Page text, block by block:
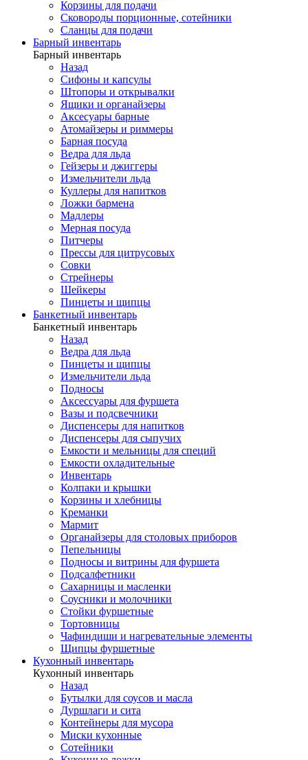
Корзины для подачи
Сковороды порционные, сотейники
Сланцы для подачи
Барный инвентарь
Барный инвентарь
Назад
Сифоны и капсулы
Штопоры и открывалки
Ящики и органайзеры
Аксесуары барные
Атомайзеры и риммеры
Барная посуда
Ведра для льда
Гейзеры и джиггеры
Измельчители льда
Куллеры для напитков
Ложки бармена
Мадлеры
Мерная посуда
Питчеры
Прессы для цитрусовых
Совки
Стрейнеры
Шейкеры
Пинцеты и щипцы
Банкетный инвентарь
Банкетный инвентарь
Назад
Ведра для льда
Пинцеты и щипцы
Измельчители льда
Подносы
Аксессуары для фуршета
Вазы и подсвечники
Диспенсеры для напитков
Диспенсеры для сыпучих
Емкости и мельницы для специй
Емкости охладительные
Инвентарь
Колпаки и крышки
Корзины и хлебницы
Креманки
Мармит
Органайзеры для столовых приборов
Пепельницы
Подносы и витрины для фуршета
Подсалфетники
Сахарницы и масленки
Соусники и молочники
Стойки фуршетные
Тортовницы
Чафиндиши и нагревательные элементы
Щипцы фуршетные
Кухонный инвентарь
Кухонный инвентарь
Назад
Бутылки для соусов и масла
Дуршлаги и сита
Контейнеры для мусора
Миски кухонные
Сотейники